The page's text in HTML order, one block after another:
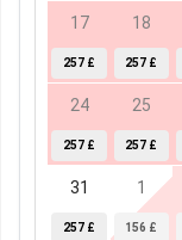
17
257 £
18
257 £
24
257 £
25
257 £
31
257 £
1
156 £